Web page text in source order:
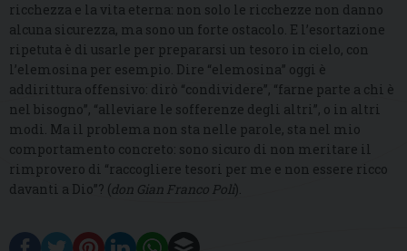
ricchezza e la vita eterna: non solo le ricchezze non danno
alcuna sicurezza, ma sono un forte ostacolo. E l’esortazione
ripetuta è di usarle per prepararsi un tesoro in cielo, con
l’elemosina per esempio. Dire “elemosina” oggi è
addirittura offensivo: dirò “condividere”, “farne parte a chi è
nel bisogno”, “alleviare le sofferenze degli altri”, o in altri
modi. Ma il problema non sta nelle parole, sta nel mio
comportamento concreto: sono sicuro di non meritare il
rimprovero di “raccogliere tesori per me e non essere ricco
davanti a Dio”? (don Gian Franco Poli).